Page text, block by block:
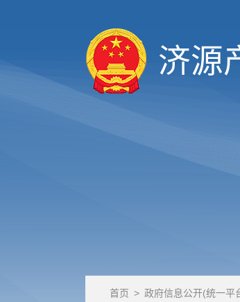
济源
首页 > 政府信息公开(统一平